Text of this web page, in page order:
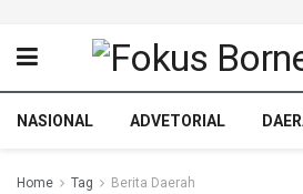
NASIONAL ADVETORIAL
Home Tag Berita Daerah